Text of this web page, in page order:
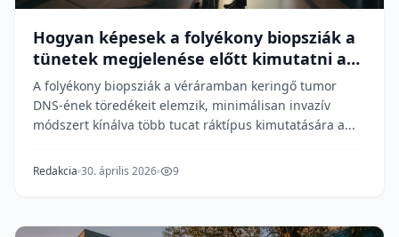
Hogyan képesek a folyékony biopsziák a
tünetek megjelenése előtt kimutatni a
rákot?
A folyékony biopsziák a véráramban keringő tumor
DNS-ének töredékeit elemzik, minimálisan invazív
módszert kínálva több tucat ráktípus kimutatására a...
Redakcia 30. április 2026 9